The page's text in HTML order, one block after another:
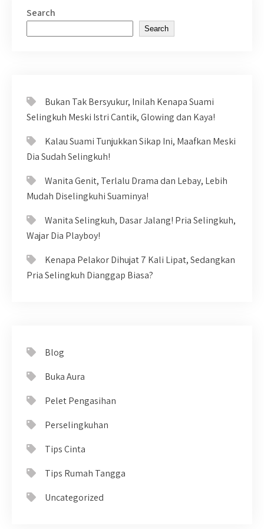
Search
Search
Bukan Tak Bersyukur, Inilah Kenapa Suami
Selingkuh Meski Istri Cantik, Glowing dan Kaya!
Kalau Suami Tunjukkan Sikap Ini, Maafkan Meski
Dia Sudah Selingkuh!
Wanita Genit, Terlalu Drama dan Lebay, Lebih
Mudah Diselingkuhi Suaminya!
Wanita Selingkuh, Dasar Jalang! Pria Selingkuh,
Wajar Dia Playboy!
Kenapa Pelakor Dihujat 7 Kali Lipat, Sedangkan
Pria Selingkuh Dianggap Biasa?
Blog
Buka Aura
Pelet Pengasihan
Perselingkuhan
Tips Cinta
Tips Rumah Tangga
Uncategorized